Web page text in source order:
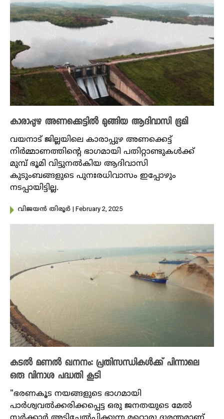
കാരാപ്പുഴ അണക്കെട്ടിൽ മുങ്ങിയ ആദിവാസി ഭൂമി
വയനാട് ജില്ലയിലെ കാരാപ്പുഴ അണക്കെട്ട്
നിർമ്മാണത്തിന്റെ ഭാ​ഗമായി പതിറ്റാണ്ടുകൾക്ക്
മുമ്പ് ഭൂമി വിട്ടുനൽകിയ ആദിവാസി
കുടുംബങ്ങളുടെ പുനഃരധിവാസം ഇപ്പോഴും
നടപ്പായിട്ടില്ല.
വിജയൻ തിരൂർ | February 2, 2025
കടൽ മണൽ ഖനനം: പ്രതിസന്ധികൾക്ക് പിന്നാലെ
ഒരു വിനാശ പദ്ധതി കൂടി
"ഭരണകൂട നയങ്ങളുടെ ഭാഗമായി
പാർശ്വവൽക്കരിക്കപ്പെട്ട ഒരു ജനതയുടെ മേൽ